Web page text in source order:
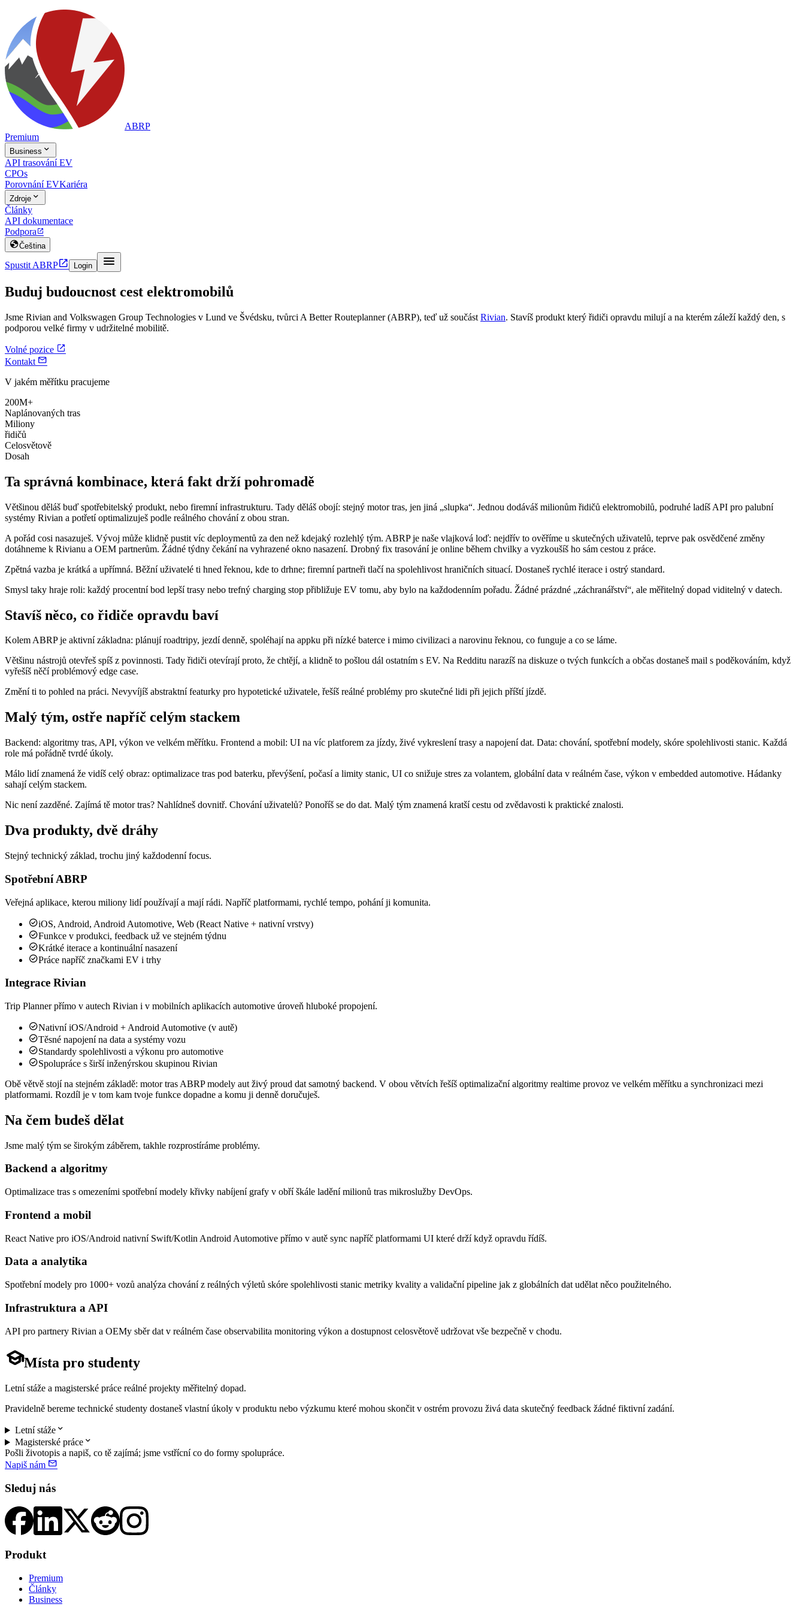
ABRP
Premium
Business 
API trasování EV
CPOs
Porovnání EVKariéra
Zdroje 
Články
API dokumentace
Podpora 
Čeština
Spustit ABRP Login 
Buduj budoucnost cest elektromobilů
Jsme Rivian and Volkswagen Group Technologies v Lund ve Švédsku, tvůrci A Better Routeplanner (ABRP), teď už součást Rivian. Stavíš produkt který řidiči opravdu milují a na kterém záleží každý den, s
podporou velké firmy v udržitelné mobilitě.
Volné pozice 
Kontakt 
V jakém měřítku pracujeme
200M+
Naplánovaných tras
Miliony
řidičů
Celosvětově
Dosah
Ta správná kombinace, která fakt drží pohromadě
Většinou děláš buď spotřebitelský produkt, nebo firemní infrastrukturu. Tady děláš obojí: stejný motor tras, jen jiná „slupka“. Jednou dodáváš milionům řidičů elektromobilů, podruhé ladíš API pro palubní
systémy Rivian a potřetí optimalizuješ podle reálného chování z obou stran.
A pořád cosi nasazuješ. Vývoj může klidně pustit víc deploymentů za den než kdejaký rozlehlý tým. ABRP je naše vlajková loď: nejdřív to ověříme u skutečných uživatelů, teprve pak osvědčené změny
dotáhneme k Rivianu a OEM partnerům. Žádné týdny čekání na vyhrazené okno nasazení. Drobný fix trasování je online během chvilky a vyzkoušíš ho sám cestou z práce.
Zpětná vazba je krátká a upřímná. Běžní uživatelé ti hned řeknou, kde to drhne; firemní partneři tlačí na spolehlivost hraničních situací. Dostaneš rychlé iterace i ostrý standard.
Smysl taky hraje roli: každý procentní bod lepší trasy nebo trefný charging stop přibližuje EV tomu, aby bylo na každodenním pořadu. Žádné prázdné „záchranářství“, ale měřitelný dopad viditelný v datech.
Stavíš něco, co řidiče opravdu baví
Kolem ABRP je aktivní základna: plánují roadtripy, jezdí denně, spoléhají na appku při nízké baterce i mimo civilizaci a narovinu řeknou, co funguje a co se láme.
Většinu nástrojů otevřeš spíš z povinnosti. Tady řidiči otevírají proto, že chtějí, a klidně to pošlou dál ostatním s EV. Na Redditu narazíš na diskuze o tvých funkcích a občas dostaneš mail s poděkováním, když
vyřešíš něčí problémový edge case.
Změní ti to pohled na práci. Nevyvíjíš abstraktní featurky pro hypotetické uživatele, řešíš reálné problémy pro skutečné lidi při jejich příští jízdě.
Malý tým, ostře napříč celým stackem
Backend: algoritmy tras, API, výkon ve velkém měřítku. Frontend a mobil: UI na víc platforem za jízdy, živé vykreslení trasy a napojení dat. Data: chování, spotřební modely, skóre spolehlivosti stanic. Každá
role má pořádně tvrdé úkoly.
Málo lidí znamená že vidíš celý obraz: optimalizace tras pod baterku, převýšení, počasí a limity stanic, UI co snižuje stres za volantem, globální data v reálném čase, výkon v embedded automotive. Hádanky
sahají celým stackem.
Nic není zazděné. Zajímá tě motor tras? Nahlídneš dovnitř. Chování uživatelů? Ponoříš se do dat. Malý tým znamená kratší cestu od zvědavosti k praktické znalosti.
Dva produkty, dvě dráhy
Stejný technický základ, trochu jiný každodenní focus.
Spotřební ABRP
Veřejná aplikace, kterou miliony lidí používají a mají rádi. Napříč platformami, rychlé tempo, pohání ji komunita.
iOS, Android, Android Automotive, Web (React Native + nativní vrstvy)
Funkce v produkci, feedback už ve stejném týdnu
Krátké iterace a kontinuální nasazení
Práce napříč značkami EV i trhy
Integrace Rivian
Trip Planner přímo v autech Rivian i v mobilních aplikacích automotive úroveň hluboké propojení.
Nativní iOS/Android + Android Automotive (v autě)
Těsné napojení na data a systémy vozu
Standardy spolehlivosti a výkonu pro automotive
Spolupráce s širší inženýrskou skupinou Rivian
Obě větvě stojí na stejném základě: motor tras ABRP modely aut živý proud dat samotný backend. V obou větvích řešíš optimalizační algoritmy realtime provoz ve velkém měřítku a synchronizaci mezi
platformami. Rozdíl je v tom kam tvoje funkce dopadne a komu ji denně doručuješ.
Na čem budeš dělat
Jsme malý tým se širokým záběrem, takhle rozprostíráme problémy.
Backend a algoritmy
Optimalizace tras s omezeními spotřební modely křivky nabíjení grafy v obří škále ladění milionů tras mikroslužby DevOps.
Frontend a mobil
React Native pro iOS/Android nativní Swift/Kotlin Android Automotive přímo v autě sync napříč platformami UI které drží když opravdu řídíš.
Data a analytika
Spotřební modely pro 1000+ vozů analýza chování z reálných výletů skóre spolehlivosti stanic metriky kvality a validační pipeline jak z globálních dat udělat něco použitelného.
Infrastruktura a API
API pro partnery Rivian a OEMy sběr dat v reálném čase observabilita monitoring výkon a dostupnost celosvětově udržovat vše bezpečně v chodu.
Místa pro studenty
Letní stáže a magisterské práce reálné projekty měřitelný dopad.
Pravidelně bereme technické studenty dostaneš vlastní úkoly v produktu nebo výzkumu které mohou skončit v ostrém provozu živá data skutečný feedback žádné fiktivní zadání.
Letní stáže
Magisterské práce
Pošli životopis a napiš, co tě zajímá; jsme vstřícní co do formy spolupráce.
Napiš nám 
Sleduj nás
Produkt
Premium
Články
Business